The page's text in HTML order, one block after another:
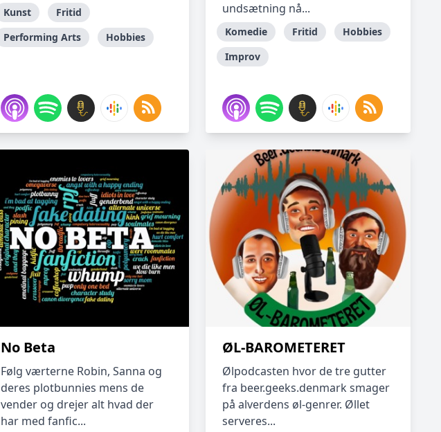
Kunst
Fritid
Performing Arts
Hobbies
undsætning nå...
Komedie Fritid
Hobbies
Improv
No Beta
Følg værterne Robin, Sanna og
deres plotbunnies mens de
vender og drejer alt hvad der
har med fanfic...
ØL-BAROMETERET
Ølpodcasten hvor de tre gutter
fra beer.geeks.denmark smager
på alverdens øl-genrer. Øllet
serveres...